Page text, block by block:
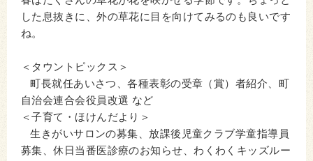
した息抜きに、外の草花に目を向けてみるのも良いです
ね。
＜タウントピックス＞
町長就任あいさつ、各種表彰の受章（賞）者紹介、町
自治会連合会役員改選 など
＜子育て・ほけんだより＞
生きがいサロンの募集、放課後児童クラブ学童指導員
募集、休日当番医診療のお知らせ、わくわくキッズルー